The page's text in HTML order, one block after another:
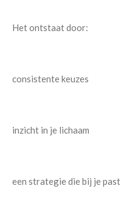
Het ontstaat door:
consistente keuzes
inzicht in je lichaam
een strategie die bij je past